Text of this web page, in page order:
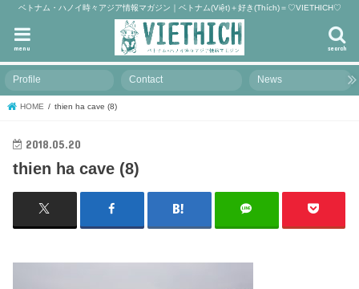
ベトナム・ハノイ時々アジア情報マガジン｜ベトナム(Việt)＋好き(Thích)＝♡VIETHICH♡
search
menu
Profile Contact News
HOME thien ha cave (8)
2018.05.20
thien ha cave (8)